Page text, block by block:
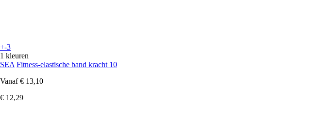
+-3
1 kleuren
SEA Fitness-elastische band kracht 10
Vanaf € 13,10
€ 12,29